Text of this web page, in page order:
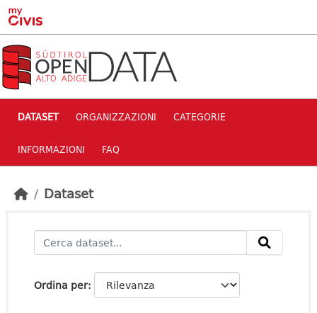
Skip to main content
DATASET ORGANIZZAZIONI CATEGORIE
INFORMAZIONI FAQ
Dataset
Ordina per